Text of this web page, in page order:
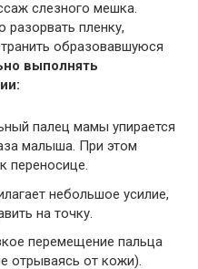
слезного мешка.
пленку,
образовавшуюся
выполнять
палец мамы упирается
малыша. При этом
переносице.
небольшое усилие,
на точку.
перемещение пальца
отрываясь от кожи).